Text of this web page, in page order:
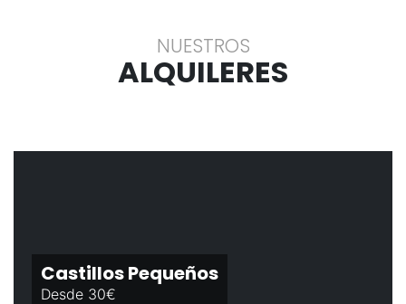
NUESTROS
ALQUILERES
Castillos Pequeños
Desde 30€